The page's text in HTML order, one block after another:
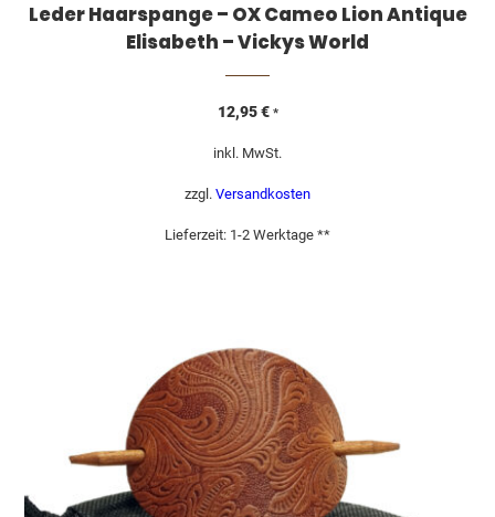
Leder Haarspange – OX Cameo Lion Antique
Elisabeth – Vickys World
12,95€ *
inkl. MwSt.
zzgl. Versandkosten
Lieferzeit: 1-2 Werktage **